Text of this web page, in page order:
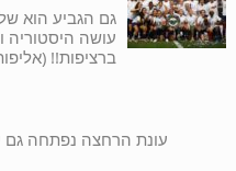
גם הגביע הוא
עושה היסטוריה
ברציפות!!
עונת הרחצה נפתחה גם